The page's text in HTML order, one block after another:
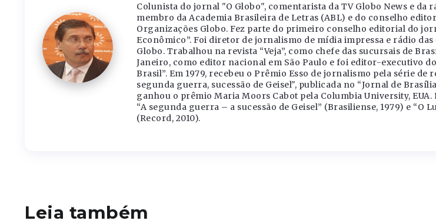
Colunista do jornal "O Globo", comentarista da TV Globo News e da
membro da Academia Brasileira de Letras (ABL) e do conselho
Organizações Globo. Fez parte do primeiro conselho editorial do
Econômico”. Foi diretor de jornalismo de mídia impressa e rádio
Globo. Trabalhou na revista “Veja”, como chefe das sucursais de
Janeiro, como editor nacional em São Paulo e foi editor-executivo
Brasil”. Em 1979, recebeu o Prêmio Esso de jornalismo pela série de
segunda guerra, sucessão de Geisel", publicada no “Jornal de
ganhou o prêmio Maria Moors Cabot pela Columbia University, EUA.
“A segunda guerra – a sucessão de Geisel” (Brasiliense, 1979) e “O
(Record, 2010).
Leia também